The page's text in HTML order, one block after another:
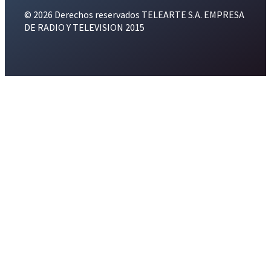
© 2026 Derechos reservados TELEARTE S.A. EMPRESA
DE RADIO Y TELEVISION 2015